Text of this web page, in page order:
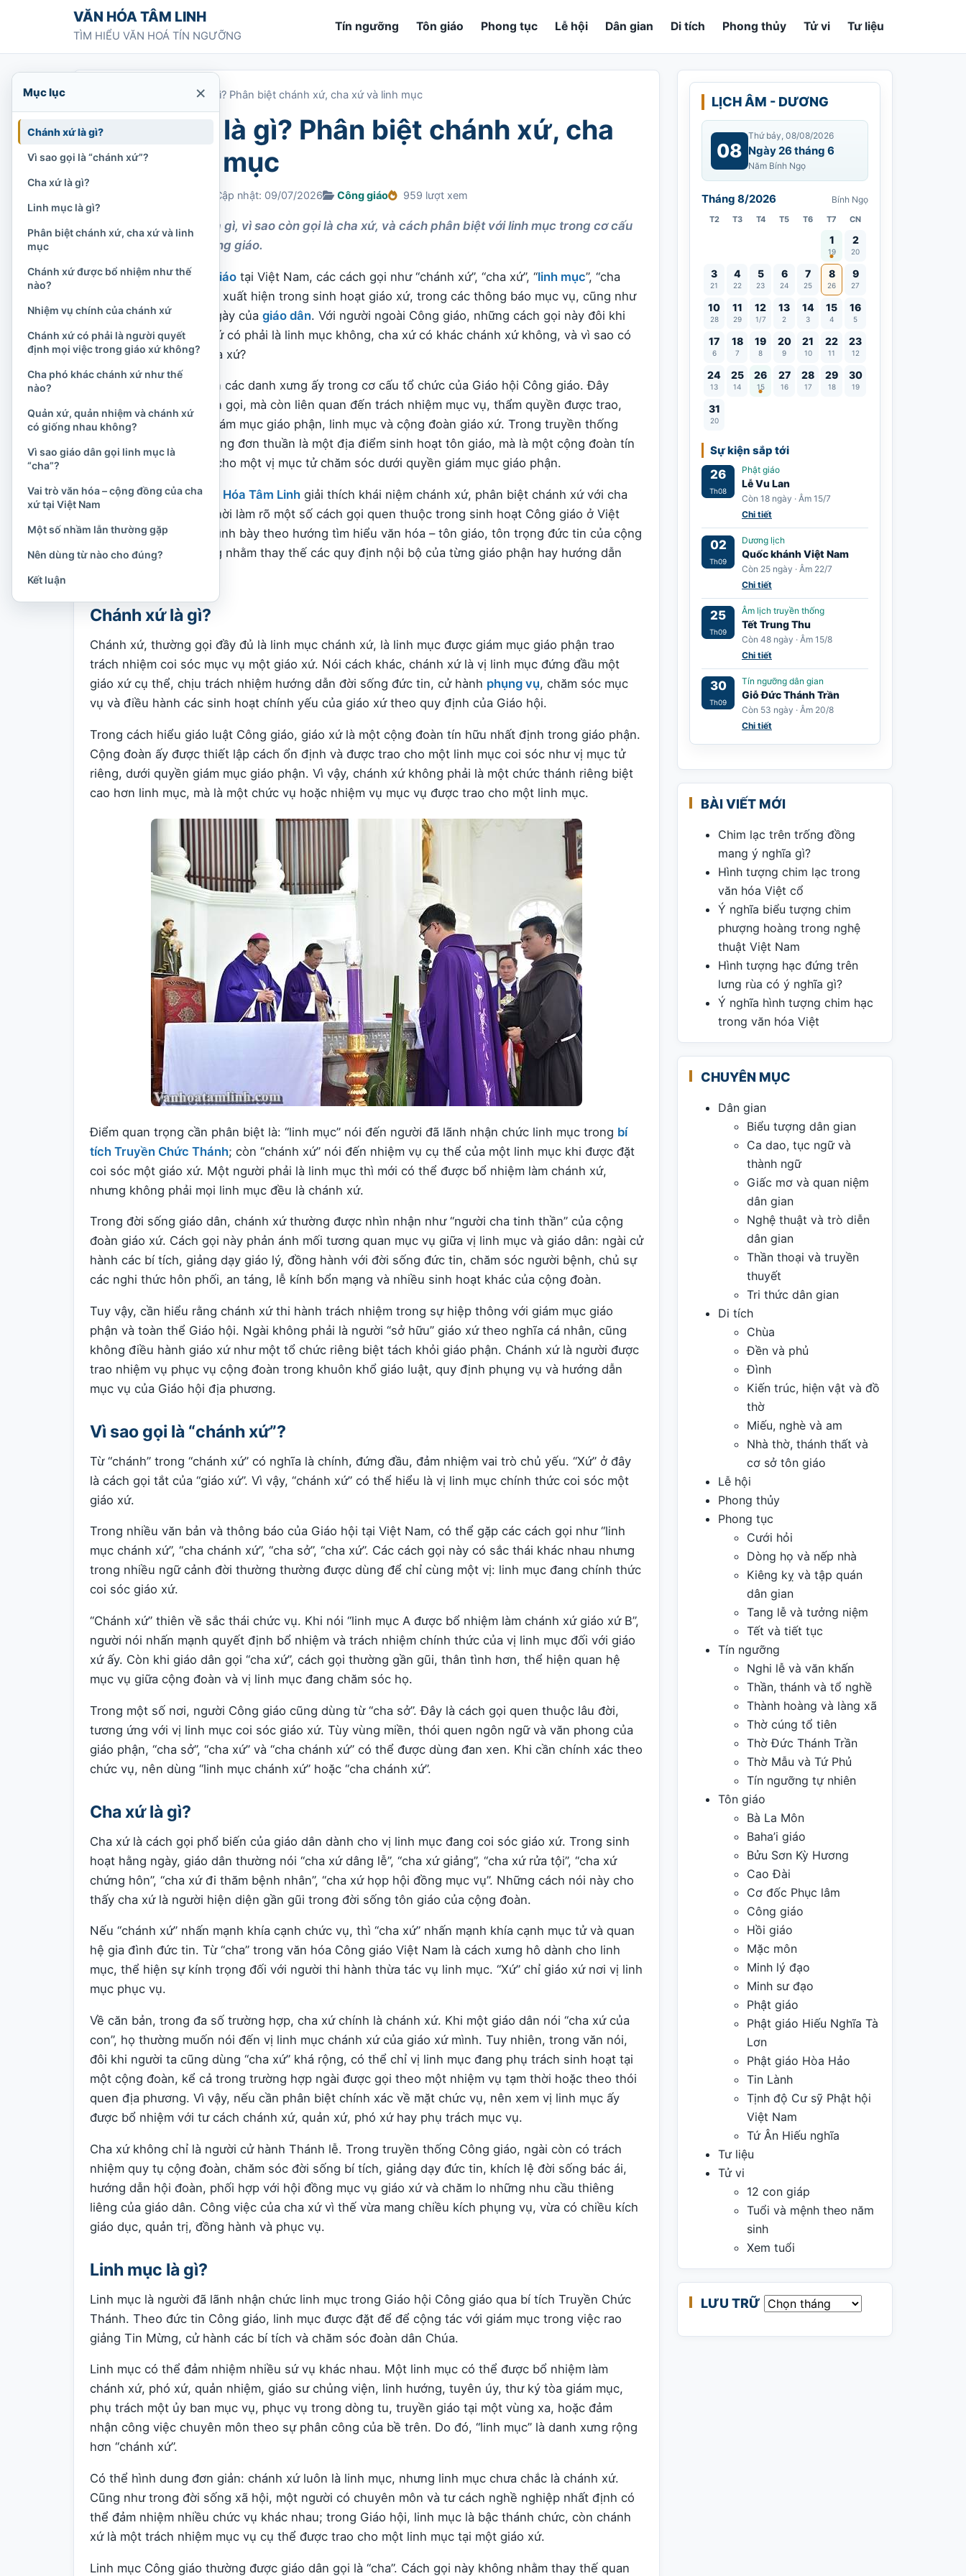
Chuyển tới nội dungVĂN HÓA TÂM LINH
TÌM HIỂU VĂN HOÁ TÍN NGƯỠNG
Tín ngưỡng Tôn giáo Phong tục Lễ hội Dân gian Di tích Phong thủy Tử vi Tư liệu
Chánh xứ là gì? Phân biệt chánh xứ, cha xứ và linh mục
Chánh xứ là gì? Phân biệt chánh xứ, cha
xứ và linh mục
Cập nhật: 09/07/2026 Công giáo 959 lượt xem
Tìm hiểu chánh xứ là gì, vì sao còn gọi là cha xứ, và cách phân biệt với linh mục trong cơ cấu
tổ chức Giáo hội Công giáo.
Trong đời sốngCông giáo tại Việt Nam, các cách gọi như “chánh xứ”, “cha xứ”, “linh mục”, “cha
phó”, “quản xứ” thường xuất hiện trong sinh hoạt giáo xứ, trong các thông báo mục vụ, cũng như
trong giao tiếp hằng ngày của giáo dân. Với người ngoài Công giáo, những cách gọi này đôi khi
gây nhầm lẫn: chánh xứ có phải là linh mục không, cha xứ có khác chánh xứ không, và vì sao có
linh mục không làm cha xứ?
Để hiểu đúng, cần nhìn các danh xưng ấy trong cơ cấu tổ chức của Giáo hội Công giáo. Đây
không chỉ là vấn đề tên gọi, mà còn liên quan đến trách nhiệm mục vụ, thẩm quyền được trao,
mối tương quan giữa giám mục giáo phận, linh mục và cộng đoàn giáo xứ. Trong truyền thống
Công giáo, giáo xứ không đơn thuần là một địa điểm sinh hoạt tôn giáo, mà là một cộng đoàn tín
hữu cụ thể, được trao cho một vị mục tử chăm sóc dưới quyền giám mục giáo phận.
Trong bài viết này,Văn Hóa Tâm Linh giải thích khái niệm chánh xứ, phân biệt chánh xứ với cha
xứ và linh mục, đồng thời làm rõ một số cách gọi quen thuộc trong sinh hoạt Công giáo ở Việt
Nam. Nội dung được trình bày theo hướng tìm hiểu văn hóa – tôn giáo, tôn trọng đức tin của cộng
đồng Công giáo, không nhằm thay thế các quy định nội bộ của từng giáo phận hay hướng dẫn
Chánh xứ là gì?
Chánh xứ, thường gọi đầy đủ là linh mục chánh xứ, là linh mục được giám mục giáo phận trao
trách nhiệm coi sóc mục vụ một giáo xứ. Nói cách khác, chánh xứ là vị linh mục đứng đầu một
giáo xứ cụ thể, chịu trách nhiệm hướng dẫn đời sống đức tin, cử hành phụng vụ, chăm sóc mục
vụ và điều hành các sinh hoạt chính yếu của giáo xứ theo quy định của Giáo hội.
Trong cách hiểu giáo luật Công giáo, giáo xứ là một cộng đoàn tín hữu nhất định trong giáo phận.
Cộng đoàn ấy được thiết lập cách ổn định và được trao cho một linh mục coi sóc như vị mục tử
riêng, dưới quyền giám mục giáo phận. Vì vậy, chánh xứ không phải là một chức thánh riêng biệt
cao hơn linh mục, mà là một chức vụ hoặc nhiệm vụ mục vụ được trao cho một linh mục.
Điểm quan trọng cần phân biệt là: “linh mục” nói đến người đã lãnh nhận chức linh mục trong bí
tích Truyền Chức Thánh; còn “chánh xứ” nói đến nhiệm vụ cụ thể của một linh mục khi được đặt
coi sóc một giáo xứ. Một người phải là linh mục thì mới có thể được bổ nhiệm làm chánh xứ,
nhưng không phải mọi linh mục đều là chánh xứ.
Trong đời sống giáo dân, chánh xứ thường được nhìn nhận như “người cha tinh thần” của cộng
đoàn giáo xứ. Cách gọi này phản ánh mối tương quan mục vụ giữa vị linh mục và giáo dân: ngài cử
hành các bí tích, giảng dạy giáo lý, đồng hành với đời sống đức tin, chăm sóc người bệnh, chủ sự
các nghi thức hôn phối, an táng, lễ kính bổn mạng và nhiều sinh hoạt khác của cộng đoàn.
Tuy vậy, cần hiểu rằng chánh xứ thi hành trách nhiệm trong sự hiệp thông với giám mục giáo
phận và toàn thể Giáo hội. Ngài không phải là người “sở hữu” giáo xứ theo nghĩa cá nhân, cũng
không điều hành giáo xứ như một tổ chức riêng biệt tách khỏi giáo phận. Chánh xứ là người được
trao nhiệm vụ phục vụ cộng đoàn trong khuôn khổ giáo luật, quy định phụng vụ và hướng dẫn
mục vụ của Giáo hội địa phương.
Vì sao gọi là “chánh xứ”?
Từ “chánh” trong “chánh xứ” có nghĩa là chính, đứng đầu, đảm nhiệm vai trò chủ yếu. “Xứ” ở đây
là cách gọi tắt của “giáo xứ”. Vì vậy, “chánh xứ” có thể hiểu là vị linh mục chính thức coi sóc một
giáo xứ.
Trong nhiều văn bản và thông báo của Giáo hội tại Việt Nam, có thể gặp các cách gọi như “linh
mục chánh xứ”, “cha chánh xứ”, “cha sở”, “cha xứ”. Các cách gọi này có sắc thái khác nhau nhưng
trong nhiều ngữ cảnh đời thường thường được dùng để chỉ cùng một vị: linh mục đang chính thức
coi sóc giáo xứ.
“Chánh xứ” thiên về sắc thái chức vụ. Khi nói “linh mục A được bổ nhiệm làm chánh xứ giáo xứ B”,
người nói nhấn mạnh quyết định bổ nhiệm và trách nhiệm chính thức của vị linh mục đối với giáo
xứ ấy. Còn khi giáo dân gọi “cha xứ”, cách gọi thường gần gũi, thân tình hơn, thể hiện quan hệ
mục vụ giữa cộng đoàn và vị linh mục đang chăm sóc họ.
Trong một số nơi, người Công giáo cũng dùng từ “cha sở”. Đây là cách gọi quen thuộc lâu đời,
tương ứng với vị linh mục coi sóc giáo xứ. Tùy vùng miền, thói quen ngôn ngữ và văn phong của
giáo phận, “cha sở”, “cha xứ” và “cha chánh xứ” có thể được dùng đan xen. Khi cần chính xác theo
chức vụ, nên dùng “linh mục chánh xứ” hoặc “cha chánh xứ”.
Cha xứ là gì?
Cha xứ là cách gọi phổ biến của giáo dân dành cho vị linh mục đang coi sóc giáo xứ. Trong sinh
hoạt hằng ngày, giáo dân thường nói “cha xứ dâng lễ”, “cha xứ giảng”, “cha xứ rửa tội”, “cha xứ
chứng hôn”, “cha xứ đi thăm bệnh nhân”, “cha xứ họp hội đồng mục vụ”. Những cách nói này cho
thấy cha xứ là người hiện diện gần gũi trong đời sống tôn giáo của cộng đoàn.
Nếu “chánh xứ” nhấn mạnh khía cạnh chức vụ, thì “cha xứ” nhấn mạnh khía cạnh mục tử và quan
hệ gia đình đức tin. Từ “cha” trong văn hóa Công giáo Việt Nam là cách xưng hô dành cho linh
mục, thể hiện sự kính trọng đối với người thi hành thừa tác vụ linh mục. “Xứ” chỉ giáo xứ nơi vị linh
mục phục vụ.
Về căn bản, trong đa số trường hợp, cha xứ chính là chánh xứ. Khi một giáo dân nói “cha xứ của
con”, họ thường muốn nói đến vị linh mục chánh xứ của giáo xứ mình. Tuy nhiên, trong văn nói,
đôi khi người ta cũng dùng “cha xứ” khá rộng, có thể chỉ vị linh mục đang phụ trách sinh hoạt tại
một cộng đoàn, kể cả trong trường hợp ngài được gọi theo một nhiệm vụ tạm thời hoặc theo thói
quen địa phương. Vì vậy, nếu cần phân biệt chính xác về mặt chức vụ, nên xem vị linh mục ấy
được bổ nhiệm với tư cách chánh xứ, quản xứ, phó xứ hay phụ trách mục vụ.
Cha xứ không chỉ là người cử hành Thánh lễ. Trong truyền thống Công giáo, ngài còn có trách
nhiệm quy tụ cộng đoàn, chăm sóc đời sống bí tích, giảng dạy đức tin, khích lệ đời sống bác ái,
hướng dẫn hội đoàn, phối hợp với hội đồng mục vụ giáo xứ và chăm lo những nhu cầu thiêng
liêng của giáo dân. Công việc của cha xứ vì thế vừa mang chiều kích phụng vụ, vừa có chiều kích
giáo dục, quản trị, đồng hành và phục vụ.
Linh mục là gì?
Linh mục là người đã lãnh nhận chức linh mục trong Giáo hội Công giáo qua bí tích Truyền Chức
Thánh. Theo đức tin Công giáo, linh mục được đặt để để cộng tác với giám mục trong việc rao
giảng Tin Mừng, cử hành các bí tích và chăm sóc đoàn dân Chúa.
Linh mục có thể đảm nhiệm nhiều sứ vụ khác nhau. Một linh mục có thể được bổ nhiệm làm
chánh xứ, phó xứ, quản nhiệm, giáo sư chủng viện, linh hướng, tuyên úy, thư ký tòa giám mục,
phụ trách một ủy ban mục vụ, phục vụ trong dòng tu, truyền giáo tại một vùng xa, hoặc đảm
nhận công việc chuyên môn theo sự phân công của bề trên. Do đó, “linh mục” là danh xưng rộng
hơn “chánh xứ”.
Có thể hình dung đơn giản: chánh xứ luôn là linh mục, nhưng linh mục chưa chắc là chánh xứ.
Cũng như trong đời sống xã hội, một người có chuyên môn và tư cách nghề nghiệp nhất định có
thể đảm nhiệm nhiều chức vụ khác nhau; trong Giáo hội, linh mục là bậc thánh chức, còn chánh
xứ là một trách nhiệm mục vụ cụ thể được trao cho một linh mục tại một giáo xứ.
Linh mục Công giáo thường được giáo dân gọi là “cha”. Cách gọi này không nhằm thay thế quan
LỊCH ÂM - DƯƠNG
08
Thứ bảy, 08/08/2026
Ngày 26 tháng 6
Năm Bính Ngọ
Tháng 8/2026 Bính Ngọ
T2 T3 T4 T5 T6 T7 CN
1
19
Vía Quán Thế Âm thành đạo
2
20
3
21
4
22
5
23
6
24
7
25
8
26
9
27
10
28
11
29
12
1/7
13
2
14
3
15
4
16
5
17
6
18
7
19
8
20
9
21
10
22
11
23
12
24
13
25
14
26
15
Lễ Vu Lan
27
16
28
17
29
18
30
19
31
20
Sự kiện sắp tới
26
Th08
Phật giáo
Lễ Vu Lan
Còn 18 ngày · Âm 15/7
Chi tiết
02
Th09
Dương lịch
Quốc khánh Việt Nam
Còn 25 ngày · Âm 22/7
Chi tiết
25
Th09
Âm lịch truyền thống
Tết Trung Thu
Còn 48 ngày · Âm 15/8
Chi tiết
30
Th09
Tín ngưỡng dân gian
Giỗ Đức Thánh Trần
Còn 53 ngày · Âm 20/8
Chi tiết
BÀI VIẾT MỚI
Chim lạc trên trống đồng
mang ý nghĩa gì?
Hình tượng chim lạc trong
văn hóa Việt cổ
Ý nghĩa biểu tượng chim
phượng hoàng trong nghệ
thuật Việt Nam
Hình tượng hạc đứng trên
lưng rùa có ý nghĩa gì?
Ý nghĩa hình tượng chim hạc
trong văn hóa Việt
CHUYÊN MỤC
Dân gian
Biểu tượng dân gian
Ca dao, tục ngữ và
thành ngữ
Giấc mơ và quan niệm
dân gian
Nghệ thuật và trò diễn
dân gian
Thần thoại và truyền
thuyết
Tri thức dân gian
Di tích
Chùa
Đền và phủ
Đình
Kiến trúc, hiện vật và đồ
thờ
Miếu, nghè và am
Nhà thờ, thánh thất và
cơ sở tôn giáo
Lễ hội
Phong thủy
Phong tục
Cưới hỏi
Dòng họ và nếp nhà
Kiêng kỵ và tập quán
dân gian
Tang lễ và tưởng niệm
Tết và tiết tục
Tín ngưỡng
Nghi lễ và văn khấn
Thần, thánh và tổ nghề
Thành hoàng và làng xã
Thờ cúng tổ tiên
Thờ Đức Thánh Trần
Thờ Mẫu và Tứ Phủ
Tín ngưỡng tự nhiên
Tôn giáo
Bà La Môn
Baha’i giáo
Bửu Sơn Kỳ Hương
Cao Đài
Cơ đốc Phục lâm
Công giáo
Hồi giáo
Mặc môn
Minh lý đạo
Minh sư đạo
Phật giáo
Phật giáo Hiếu Nghĩa Tà
Lơn
Phật giáo Hòa Hảo
Tin Lành
Tịnh độ Cư sỹ Phật hội
Việt Nam
Tứ Ân Hiếu nghĩa
Tư liệu
Tử vi
12 con giáp
Tuổi và mệnh theo năm
sinh
Xem tuổi
LƯU TRỮ Lưu trữ
Mục lục ×
Chánh xứ là gì?
Vì sao gọi là “chánh xứ”?
Cha xứ là gì?
Linh mục là gì?
Phân biệt chánh xứ, cha xứ và linh
mục
Chánh xứ được bổ nhiệm như thế
nào?
Nhiệm vụ chính của chánh xứ
Chánh xứ có phải là người quyết
định mọi việc trong giáo xứ không?
Cha phó khác chánh xứ như thế
nào?
Quản xứ, quản nhiệm và chánh xứ
có giống nhau không?
Vì sao giáo dân gọi linh mục là
“cha”?
Vai trò văn hóa – cộng đồng của cha
xứ tại Việt Nam
Một số nhầm lẫn thường gặp
Nên dùng từ nào cho đúng?
Kết luận